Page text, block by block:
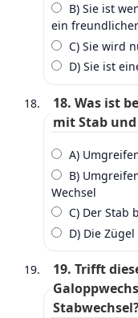
B) Sie ist
ein
C) Sie wird
D) Sie ist
18. Was ist
mit Stab
A)
B)
Wechsel
C) Der Stab
D) Die
19. Trifft